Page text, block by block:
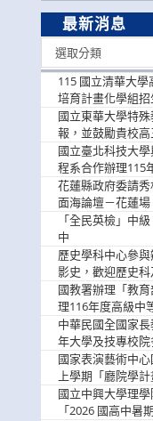
最新消息
選取分類
115 國立清華大
培育計畫化學組
國立東華大學特
報，並鼓勵貴校
階段踴躍選填。
國立臺北科技大
程系合作辦理115
「
導體研習營」，
花蓮縣政府委請
面海論壇－花蓮
外安全實務課程
「全民英檢」中
中
歷史學科中心參
影史，歡迎歷史
躍報名參加
國教署辦理「教
理116年度高級中
實施計畫」，鼓
中華民國全國家
年大學及技專校
輔導家長說明會」
國家表演藝術中
上學期「廳院學
及「一日體驗課
與。
國立中興大學理
「2026 國高中暑